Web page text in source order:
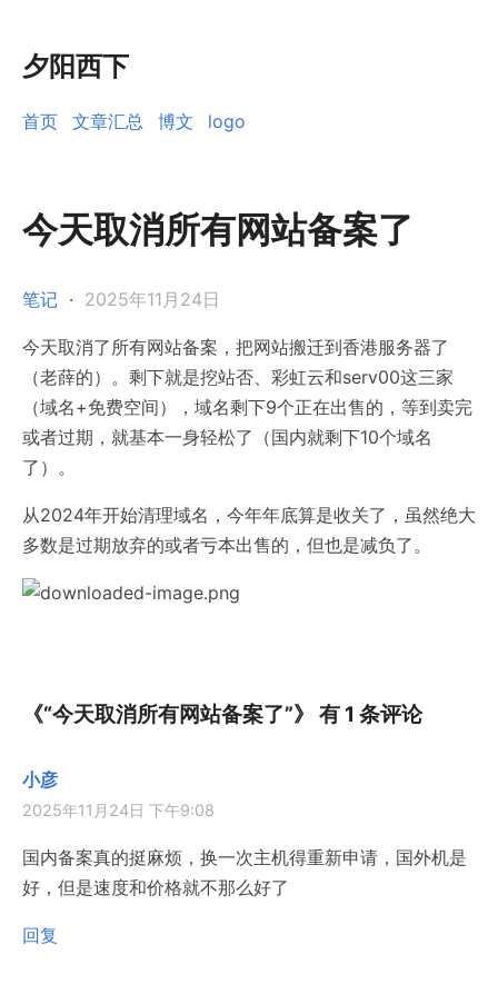
夕阳西下
首页 文章汇总 博文 logo
今天取消所有网站备案了
笔记 · 2025年11月24日
今天取消了所有网站备案，把网站搬迁到香港服务器了
（老薛的）。剩下就是挖站否、彩虹云和serv00这三家
（域名+免费空间），域名剩下9个正在出售的，等到卖完
或者过期，就基本一身轻松了（国内就剩下10个域名
了）。
从2024年开始清理域名，今年年底算是收关了，虽然绝大
多数是过期放弃的或者亏本出售的，但也是减负了。
《“今天取消所有网站备案了”》 有 1 条评论
小彦
2025年11月24日 下午9:08
国内备案真的挺麻烦，换一次主机得重新申请，国外机是
好，但是速度和价格就不那么好了
回复